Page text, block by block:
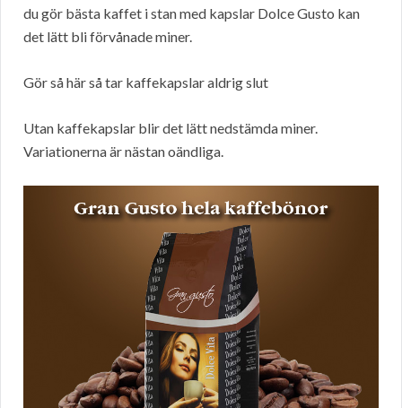
du gör bästa kaffet i stan med kapslar Dolce Gusto kan
det lätt bli förvånade miner.
Gör så här så tar kaffekapslar aldrig slut
Utan kaffekapslar blir det lätt nedstämda miner.
Variationerna är nästan oändliga.